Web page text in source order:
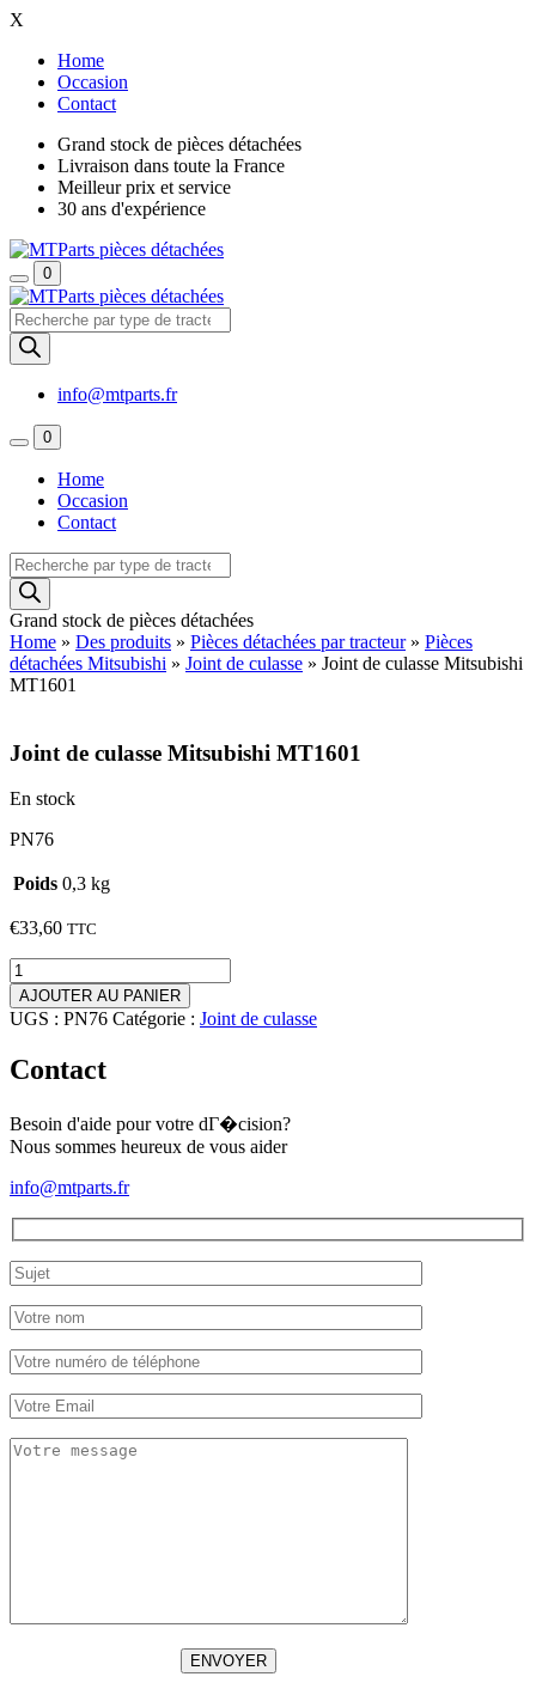
X
Home
Occasion
Contact
Grand stock de pièces détachées
Livraison dans toute la France
Meilleur prix et service
30 ans d'expérience
0
Recherche
de
produits
info@mtparts.fr
0
Home
Occasion
Contact
Recherche
de
produits
Grand stock de pièces détachées
Home » Des produits » Pièces détachées par tracteur» Pièces
détachées Mitsubishi » Joint de culasse » Joint de culasse Mitsubishi
MT1601
Joint de culasse Mitsubishi MT1601
En stock
PN76
Poids 0,3 kg
€33,60 TTC
quantité
de
Joint
de
Mitsubishi
AJOUTER AU PANIER
UGS : PN76 Catégorie : Joint de culasse
Contact
Besoin d'aide pour votre dГ�cision?
Nous sommes heureux de vous aider
info@mtparts.fr
ENVOYER